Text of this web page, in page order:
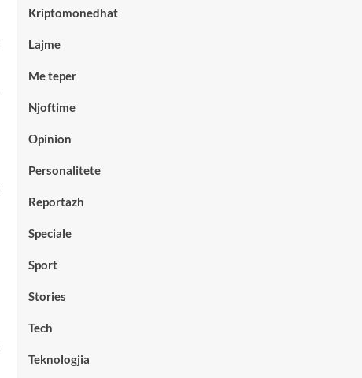
Kriptomonedhat
Lajme
Me teper
Njoftime
Opinion
Personalitete
Reportazh
Speciale
Sport
Stories
Tech
Teknologjia